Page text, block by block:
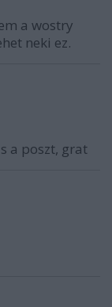
a wostry
neki ez.
a poszt, grat